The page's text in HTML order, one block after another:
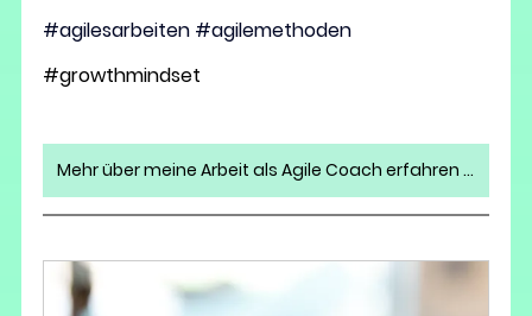
#agilesarbeiten #agilemethoden
#growthmindset
Mehr über meine Arbeit als Agile Coach erfahren >>